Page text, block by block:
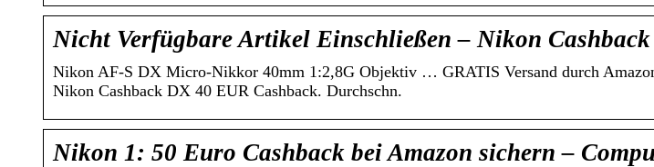
Nicht Verfügbare Artikel Einschließen – Nikon
Nikon AF-S DX Micro-Nikkor 40mm 1:2,8G Objektiv … GRATIS Versand durch
Nikon Cashback DX 40 EUR Cashback. Durchschn.
Nikon 1: 50 Euro Cashback bei Amazon sichern –